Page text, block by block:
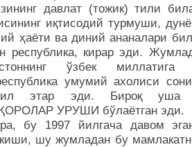
давлат (тожик) тили
иқтисодий турмуши,
ҳаёти ва диний ананалари
республика, кирар эди.
ўзбек миллатига
умумий ахолиси
этар эди. Бироқ уша
УРУШИ бўлаётган эди.
бу 1997 йилгача давом
шу жумладан бу